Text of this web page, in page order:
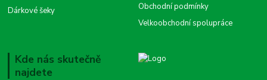
Dárkové šeky
Obchodní podmínky
Velkoobchodní spolupráce
Kde nás skutečně
najdete